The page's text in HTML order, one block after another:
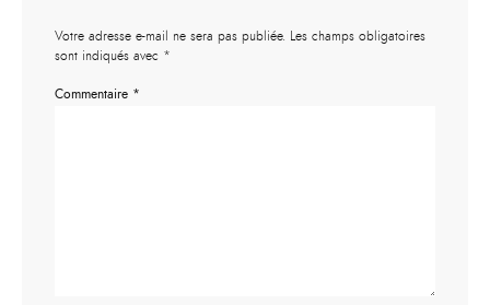
Votre adresse e-mail ne sera pas publiée. Les champs obligatoires
sont indiqués avec *
Commentaire *